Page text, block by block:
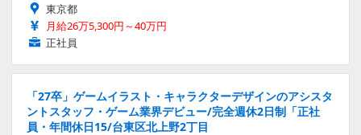
東京都
月給26万5,300円～40万円
正社員
「27卒」ゲームイラスト・キャラクターデザインのアシスタ
ントスタッフ・ゲーム業界デビュー/完全週休2日制「正社
員・年間休日15/台東区北上野2丁目